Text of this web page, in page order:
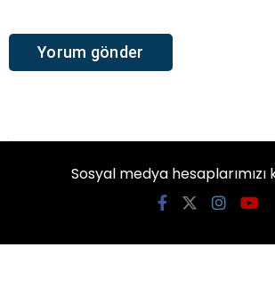
Sosyal medya hesaplarımızı